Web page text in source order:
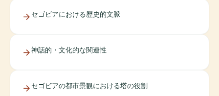
セゴビアにおける歴史的文脈
神話的・文化的な関連性
セゴビアの都市景観における塔の役割